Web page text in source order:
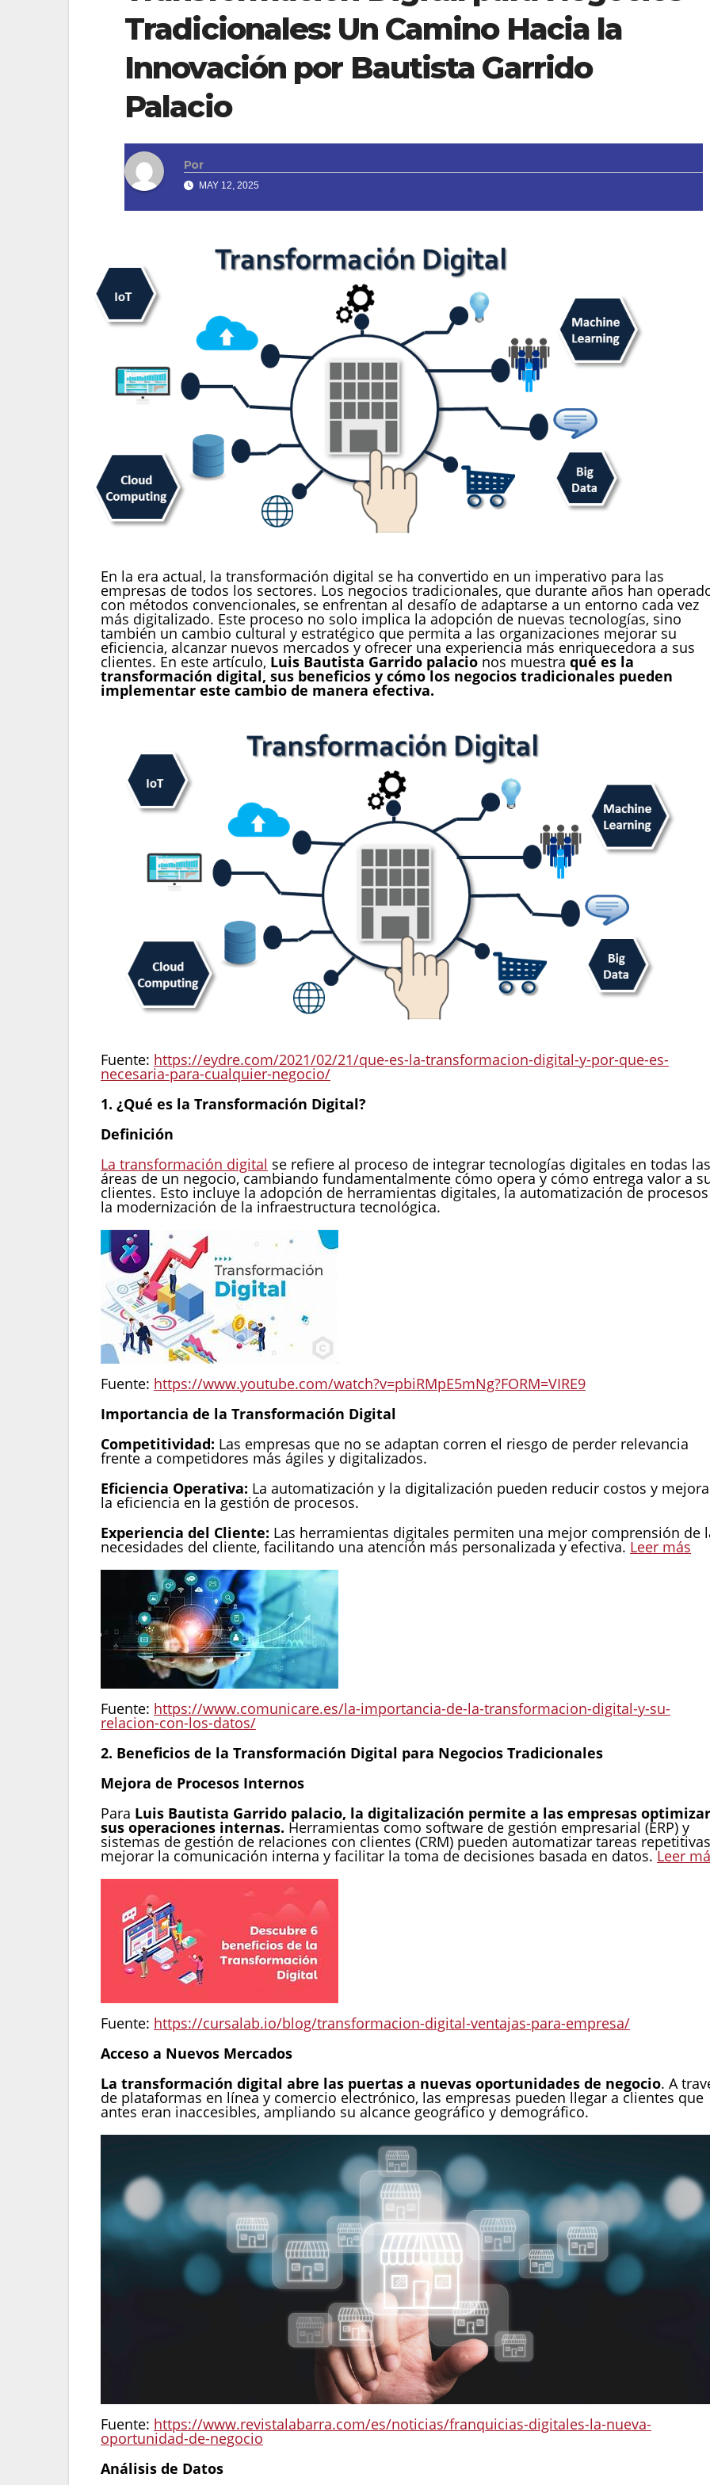
Tradicionales: Un Camino Hacia la
Innovación por Bautista Garrido
Palacio
Por
MAY 12, 2025
En la era actual, la transformación digital se ha convertido en un imperativo para las
empresas de todos los sectores. Los negocios tradicionales, que durante años han
con métodos convencionales, se enfrentan al desafío de adaptarse a un entorno cada vez
más digitalizado. Este proceso no solo implica la adopción de nuevas tecnologías, sino
también un cambio cultural y estratégico que permita a las organizaciones mejorar su
eficiencia, alcanzar nuevos mercados y ofrecer una experiencia más enriquecedora a sus
clientes. En este artículo, Luis Bautista Garrido palacio nos muestra qué es la
transformación digital, sus beneficios y cómo los negocios tradicionales pueden
implementar este cambio de manera efectiva.
Fuente: https://eydre.com/2021/02/21/que-es-la-transformacion-digital-y-por-que-es-
necesaria-para-cualquier-negocio/
1. ¿Qué es la Transformación Digital?
Definición
La transformación digital se refiere al proceso de integrar tecnologías digitales en todas las
áreas de un negocio, cambiando fundamentalmente cómo opera y cómo entrega valor a
clientes. Esto incluye la adopción de herramientas digitales, la automatización de
la modernización de la infraestructura tecnológica.
Fuente: https://www.youtube.com/watch?v=pbiRMpE5mNg?FORM=VIRE9
Importancia de la Transformación Digital
Competitividad: Las empresas que no se adaptan corren el riesgo de perder relevancia
frente a competidores más ágiles y digitalizados.
Eficiencia Operativa: La automatización y la digitalización pueden reducir costos y
la eficiencia en la gestión de procesos.
Experiencia del Cliente: Las herramientas digitales permiten una mejor comprensión de
necesidades del cliente, facilitando una atención más personalizada y efectiva. Leer más
Fuente: https://www.comunicare.es/la-importancia-de-la-transformacion-digital-y-su-
relacion-con-los-datos/
2. Beneficios de la Transformación Digital para Negocios Tradicionales
Mejora de Procesos Internos
Para Luis Bautista Garrido palacio, la digitalización permite a las empresas optimizar
sus operaciones internas. Herramientas como software de gestión empresarial (ERP) y
sistemas de gestión de relaciones con clientes (CRM) pueden automatizar tareas
mejorar la comunicación interna y facilitar la toma de decisiones basada en datos.Leer
Fuente: https://cursalab.io/blog/transformacion-digital-ventajas-para-empresa/
Acceso a Nuevos Mercados
La transformación digital abre las puertas a nuevas oportunidades de negocio. A
de plataformas en línea y comercio electrónico, las empresas pueden llegar a clientes que
antes eran inaccesibles, ampliando su alcance geográfico y demográfico.
Fuente: https://www.revistalabarra.com/es/noticias/franquicias-digitales-la-nueva-
oportunidad-de-negocio
Análisis de Datos